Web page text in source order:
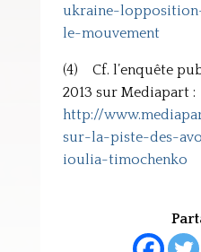
ukraine-
le-mouvement
(4) Cf. l’enquête
2013 sur Mediapart :
http://
sur-la-piste-des-
ioulia-timochenko